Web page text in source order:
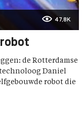
47,8K
de Rotterdamse
Daniel
robot die